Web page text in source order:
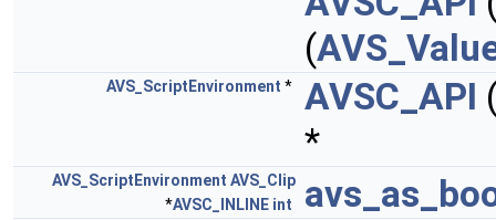
(
AVS_ScriptEnvironment * AVSC_API
*
AVS_ScriptEnvironment AVS_Clip
*AVSC_INLINE int